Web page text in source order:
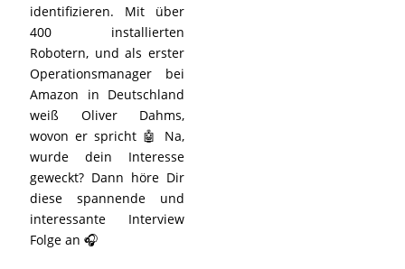
identifizieren. Mit über
400 installierten
Robotern, und als erster
Operationsmanager bei
Amazon in Deutschland
weiß Oliver Dahms,
wovon er spricht 🤖 Na,
wurde dein Interesse
geweckt? Dann höre Dir
diese spannende und
interessante Interview
Folge an 🎧